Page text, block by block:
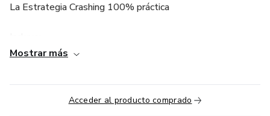
La Estrategia Crashing 100% práctica
- Material de Apoyo
Mostrar más
Acceder al producto comprado